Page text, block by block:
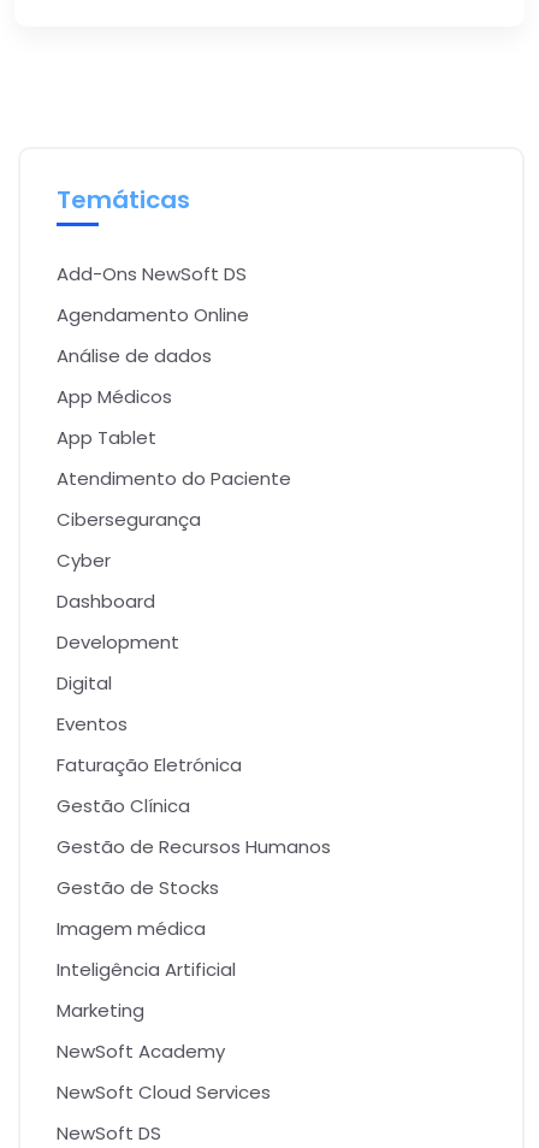
Temáticas
Add-Ons NewSoft DS
Agendamento Online
Análise de dados
App Médicos
App Tablet
Atendimento do Paciente
Cibersegurança
Cyber
Dashboard
Development
Digital
Eventos
Faturação Eletrónica
Gestão Clínica
Gestão de Recursos Humanos
Gestão de Stocks
Imagem médica
Inteligência Artificial
Marketing
NewSoft Academy
NewSoft Cloud Services
NewSoft DS